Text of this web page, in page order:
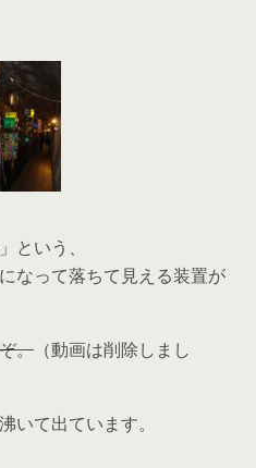
という、
なって落ちて見える装置が
。 （動画は削除しまし
いて出ています。